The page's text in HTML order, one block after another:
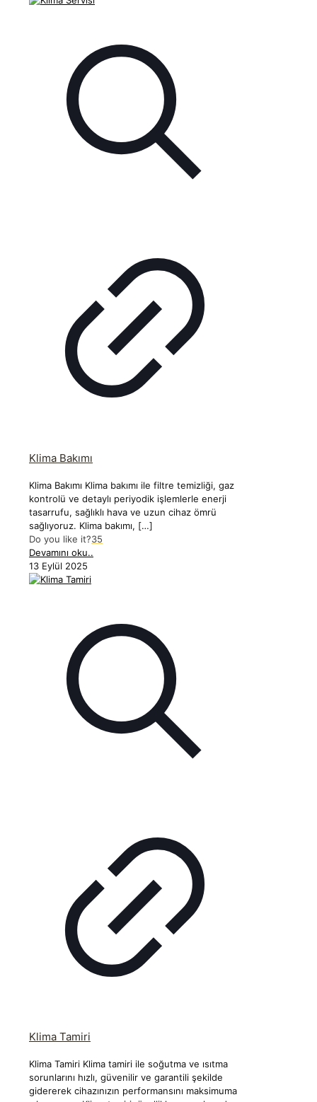
Klima Bakımı
Klima Bakımı Klima bakımı ile filtre temizliği, gaz
kontrolü ve detaylı periyodik işlemlerle enerji
tasarrufu, sağlıklı hava ve uzun cihaz ömrü
sağlıyoruz. Klima bakımı, […]
Do you like it?35
Devamını oku..
13 Eylül 2025
Klima Tamiri
Klima Tamiri Klima tamiri ile soğutma ve ısıtma
sorunlarını hızlı, güvenilir ve garantili şekilde
gidererek cihazınızın performansını maksimuma